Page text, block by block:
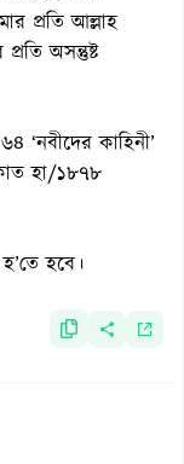
প্রতি আল্লাহ
অসন্তুষ্ট
‘নবীদের কাহিনী’
হা/১৮৭৮
হবে।